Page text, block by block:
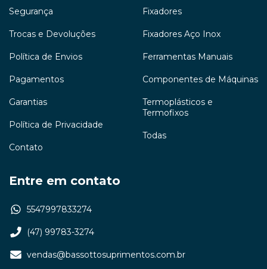
Segurança
Trocas e Devoluções
Política de Envios
Pagamentos
Garantias
Política de Privacidade
Contato
Fixadores
Fixadores Aço Inox
Ferramentas Manuais
Componentes de Máquinas
Termoplásticos e
Termofixos
Todas
Entre em contato
5547997833274
(47) 99783-3274
vendas@bassottosuprimentos.com.br